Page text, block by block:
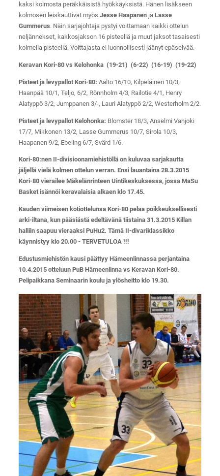
kaksi kolmosta peräkkäisistä hyökkäyksistä. Hänen lisäkseen
kolmosen leiskauttivat myös Jesse Haapanenja Lasse
Gummerus. Näin sarjajohtaja pystyi voittamaan kaikki ottelun
neljännekset, kakkosjakson 16 pisteellä ja muut jaksot tasaisesti
kolmella pisteellä. Voittajasta ei luonnollisesti jäänyt epäselvää.
Keravan Kori-80 vs Kelohonka (19-21) (6-22) (16-19) (19-22)
Pisteet ja levypallot Kori-80: Aalto 16/10, Kilpeläinen 10/3,
Haanpää 10/1, Teljo, 6/2, Rönnholm 4/3, Railotie 4/1, Henry
Alatyppö 3/2, Jumppanen 3/-, Lauri Alatyppö 2/2, Westerholm 2/2.
Pisteet ja levypallot Kelohonka: Blomster 18/3, Anselmi Vanjoki
17/7, Mikkonen 13/2, Lasse Gummerus 10/7, Sirola 10/3,
Haapanen 9/2, Ebeling 6/7, Svärd 1/6.
Kori-80:nen II-divisioonamiehistöllä on kuluvaa sarjakautta
jäljellä vielä kolmen ottelun verran. Ensi lauantaina 28.3.2015
Kori-80 vierailee Mäkelänrinteen Uintikeskuksessa, jossa MaSu
Basket isännöi keravalaisia alkaen klo 17.45.
Kauden viimeisen kotiottelunsa Kori-80 pelaa poikkeuksellisesti
arki-iltana, kun pääsiästä edeltävänä tiistaina 31.3.2015 Killan
halliin saapuu vieraaksi PuHu2. Tämä II-divariklassikko
käynnistyy klo 20.00 - TERVETULOA !!!
Edustusmiehistön kausi päättyy Hämeenlinnassa perjantaina
10.4.2015 otteluun PuB Hämeenlinna vs Keravan Kori-80.
Pelipaikkana Seminaarin koulu ja ylösheitto klo 19.30.